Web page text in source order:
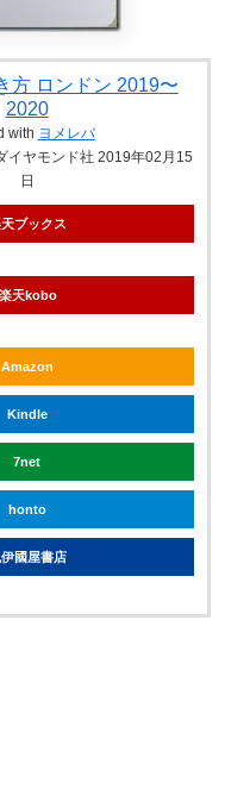
方 ロンドン 2019〜
2020
with ヨメレバ
イヤモンド社 2019年02月15
日
ブックス
楽天kobo
Amazon
Kindle
7net
honto
國屋書店